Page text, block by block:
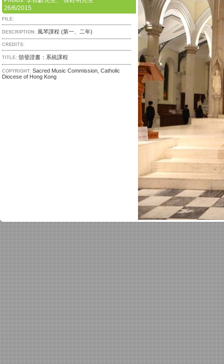
26/6/2015
FILE:
DESCRIPTION: 風琴課程 (第一、二年)
CREDITS:
TITLE: 頒發證書：系統課程
COPYRIGHT: Sacred Music Commission, Catholic
Diocese of Hong Kong